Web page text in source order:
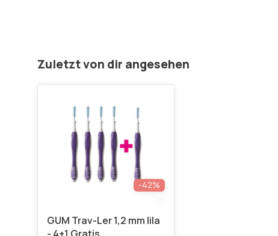
Zuletzt von dir angesehen
-42%
GUM Trav-Ler 1,2 mm lila